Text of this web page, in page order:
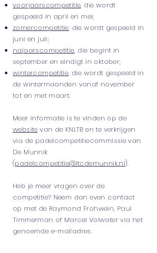
voorjaarscompetitie, die wordt
gespeeld in april en mei;
zomercompetitie, die wordt gespeeld in
juni en juli;
najaarscompetitie, die begint in
september en eindigt in oktober;
wintercompetitie, die wordt gespeeld in
de wintermaanden vanaf november
tot en met maart.
Meer informatie is te vinden op de
website van de KNLTB en te verkrijgen
via de padelcompetitiecommissie van
De Munnik
(padelcompetitie@ltcdemunnik.nl).
Heb je meer vragen over de
competitie? Neem dan even contact
op met de Raymond Frohwein, Paul
Timmerman of Marcel Volwater via het
genoemde e-mailadres.